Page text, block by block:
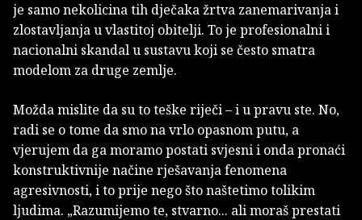
je samo nekolicina tih dječaka žrtva zanemarivanja i
zlostavljanja u vlastitoj obitelji. To je profesionalni i
nacionalni skandal u sustavu koji se često smatra
modelom za druge zemlje.
Možda mislite da su to teške riječi – i u pravu ste. No,
radi se o tome da smo na vrlo opasnom putu, a
vjerujem da ga moramo postati svjesni i onda pronaći
konstruktivnije načine rješavanja fenomena
agresivnosti, i to prije nego što naštetimo tolikim
ljudima. „Razumijemo te, stvarno... ali moraš prestati